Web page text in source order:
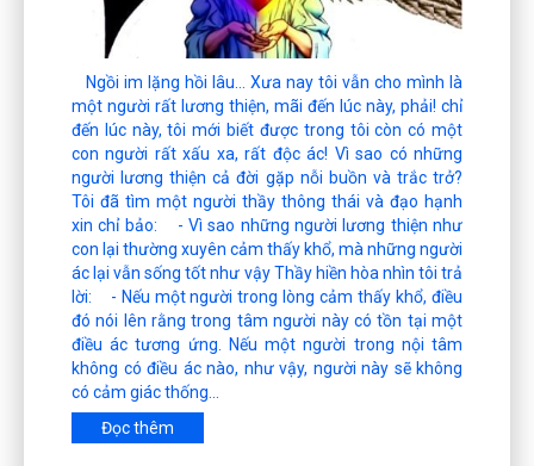
Ngồi im lặng hồi lâu… Xưa nay tôi vẫn cho mình là
một người rất lương thiện, mãi đến lúc này, phải! chỉ
đến lúc này, tôi mới biết được trong tôi còn có một
con người rất xấu xa, rất độc ác! Vì sao có những
người lương thiện cả đời gặp nỗi buồn và trắc trở?
Tôi đã tìm một người thầy thông thái và đạo hạnh
xin chỉ bảo: - Vì sao những người lương thiện như
con lại thường xuyên cảm thấy khổ, mà những người
ác lại vẫn sống tốt như vậy Thầy hiền hòa nhìn tôi trả
lời: - Nếu một người trong lòng cảm thấy khổ, điều
đó nói lên rằng trong tâm người này có tồn tại một
điều ác tương ứng. Nếu một người trong nội tâm
không có điều ác nào, như vậy, người này sẽ không
có cảm giác thống...
Đọc thêm